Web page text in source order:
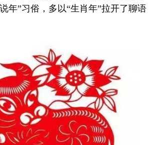
年”习俗，多以“生肖年”拉开了聊语